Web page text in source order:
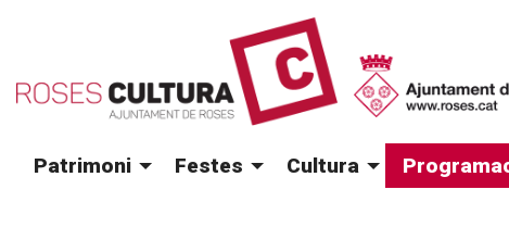
Patrimoni Festes Cultura